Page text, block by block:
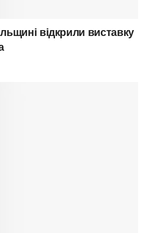
відкрили виставку